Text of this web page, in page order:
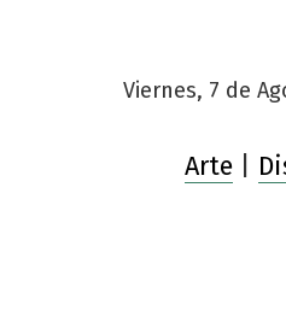
Viernes, 7 de
Arte